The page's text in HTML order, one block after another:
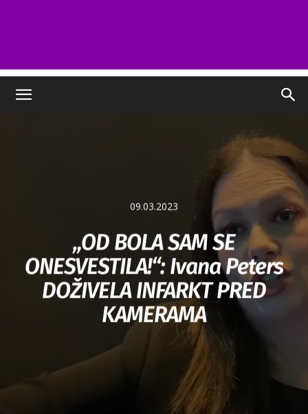
09.03.2023
„OD BOLA SAM SE
ONESVESTILA!“: Ivana Peters
DOŽIVELA INFARKT PRED
KAMERAMA